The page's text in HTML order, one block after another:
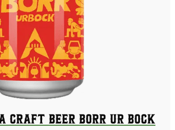
Craft Beer Borr Ur Bock